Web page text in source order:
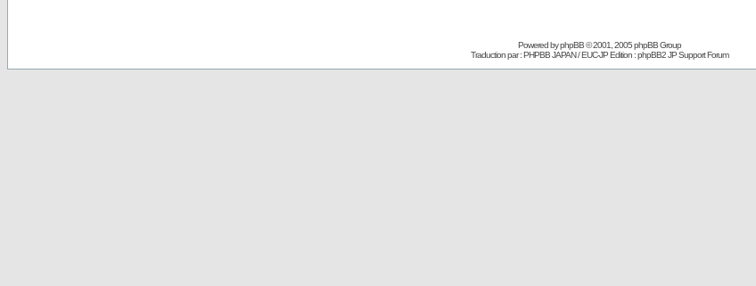
Powered byphpBB© 2001, 2005 phpBB Group
Traduction par : PHPBB JAPAN / EUC-JP Edition :phpBB2 JP Support Forum